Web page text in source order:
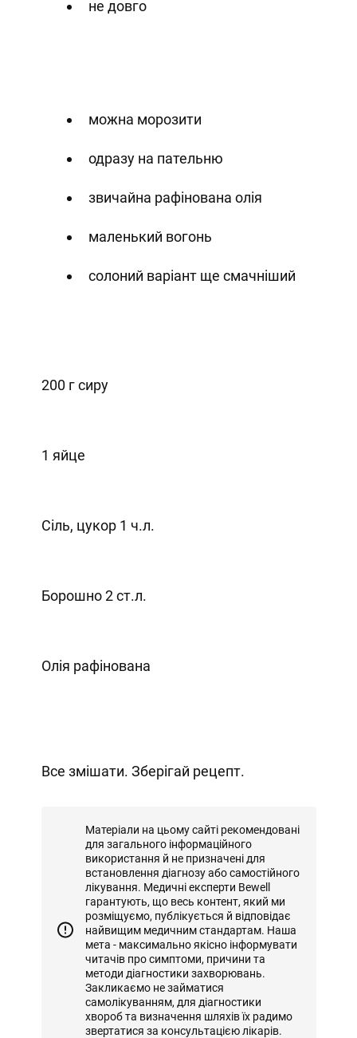
не довго
можна морозити
одразу на пательню
звичайна рафінована олія
маленький вогонь
солоний варіант ще смачніший
200 г сиру
1 яйце
Сіль, цукор 1 ч.л.
Борошно 2 ст.л.
Олія рафінована
Все змішати. Зберігай рецепт.
Матеріали на цьому сайті рекомендовані
для загального інформаційного
використання й не призначені для
встановлення діагнозу або самостійного
лікування. Медичні експерти Bewell
гарантують, що весь контент, який ми
розміщуємо, публікується й відповідає
найвищим медичним стандартам. Наша
мета - максимально якісно інформувати
читачів про симптоми, причини та
методи діагностики захворювань.
Закликаємо не займатися
самолікуванням, для діагностики
хвороб та визначення шляхів їх радимо
звертатися за консультацією лікарів.